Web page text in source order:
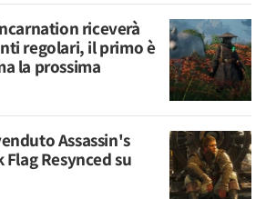
riceverà
regolari, il primo è
la prossima
Assassin's
Flag Resynced su